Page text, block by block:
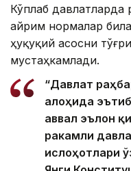
Кўплаб давлатларда
айрим нормалар
ҳуқуқий асосни
мустаҳкамлади.
“Давлат
алоҳида
аввал эълон
ракамли
ислоҳотлари